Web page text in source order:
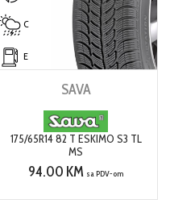
C
E
SAVA
175/65R14 82 T ESKIMO S3 TL
MS
94.00 KM sa PDV-om